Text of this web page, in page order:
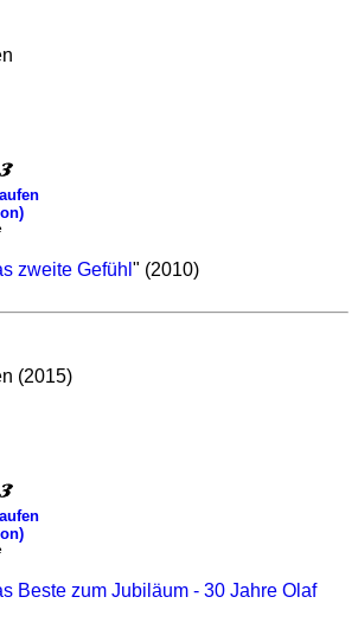
zweite Gefühl " (2010)
(2015)
Beste zum Jubiläum - 30 Jahre Olaf